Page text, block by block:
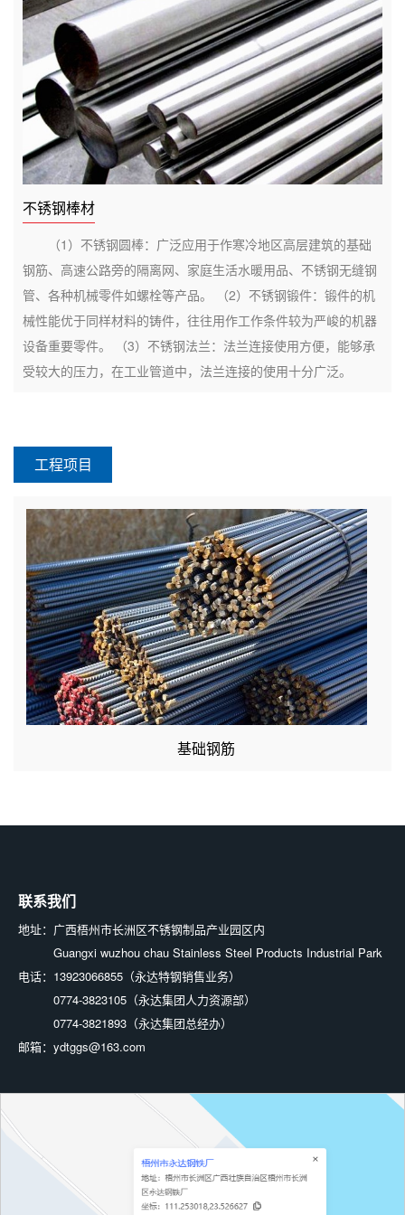
不锈钢棒材
（1）不锈钢圆棒：广泛应用于作寒冷地区高层建筑的基础
钢筋、高速公路旁的隔离网、家庭生活水暖用品、不锈钢无缝钢
管、各种机械零件如螺栓等产品。 （2）不锈钢锻件：锻件的机
械性能优于同样材料的铸件，往往用作工作条件较为严峻的机器
设备重要零件。 （3）不锈钢法兰：法兰连接使用方便，能够承
受较大的压力，在工业管道中，法兰连接的使用十分广泛。
工程项目
基础钢筋
联系我们
地址： 广西梧州市长洲区不锈钢制品产业园区内
Guangxi wuzhou chau Stainless Steel Products Industrial Park
电话： 13923066855（永达特钢销售业务）
0774-3823105（永达集团人力资源部）
0774-3821893（永达集团总经办）
邮箱： ydtggs@163.com